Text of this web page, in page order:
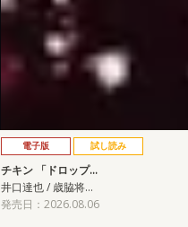
電子版 試し読み
チキン 「ドロップ…
井口達也 / 歳脇将…
発売日：2026.08.06